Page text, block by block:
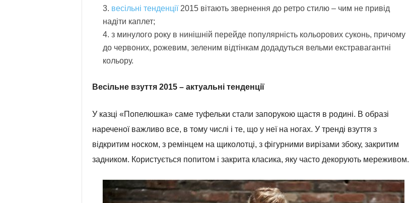
весільні тенденції2015 вітають звернення до ретро стилю – чим не привід
надіти каплет;
з минулого року в нинішній перейде популярність кольорових суконь, причому
до червоних, рожевим, зеленим відтінкам додадуться вельми екстравагантні
кольору.
Весільне взуття 2015 – актуальні тенденції
У казці «Попелюшка» саме туфельки стали запорукою щастя в родині. В образі
нареченої важливо все, в тому числі і те, що у неї на ногах. У тренді взуття з
відкритим носком, з ремінцем на щиколотці, з фігурними вирізами збоку, закритим
задником. Користується попитом і закрита класика, яку часто декорують мереживом.